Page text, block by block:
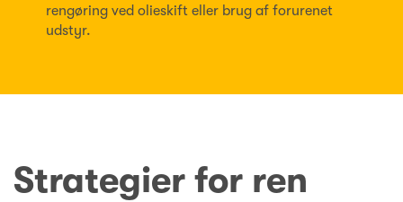
rengøring ved olieskift eller brug af forurenet
udstyr.
Strategier for ren